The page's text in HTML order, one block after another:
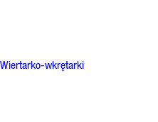
Wiertarko-wkrętarki